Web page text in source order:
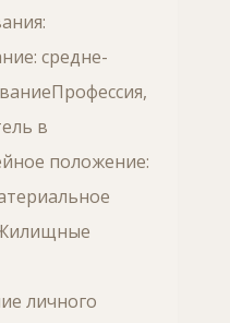
средне-
в
положение:
личного